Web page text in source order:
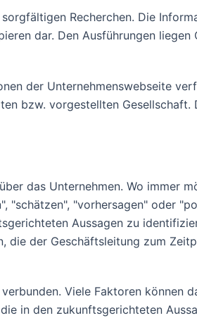
Recherchen. Die
dar. Den Ausführungen
der Unternehmenswebseite
bzw. vorgestellten
das Unternehmen. Wo immer
"schätzen", "vorhersagen" oder
Aussagen zu
der Geschäftsleitung zum
Viele Faktoren können
in den zukunftsgerichteten